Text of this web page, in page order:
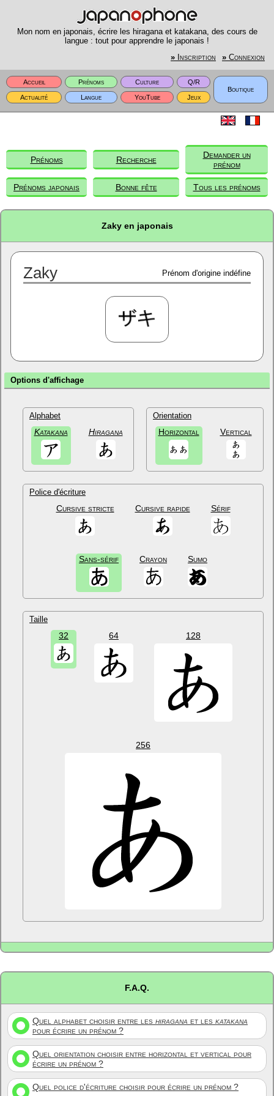
Mon nom en japonais, écrire les hiragana et katakana, des cours de
langue : tout pour apprendre le japonais !
» Inscription » Connexion
Accueil Prénoms Culture
Q/R
Boutique
Actualité
Langue YouTube Jeux
Prénoms Recherche
Demander un
prénom
Prénoms japonais Bonne fête Tous les prénoms
Zaky en japonais
Zaky Prénom d'origine indéfine
Options d'affichage
Alphabet
Katakana Hiragana
Orientation
Horizontal Vertical
Police d'écriture
Cursive stricte Cursive rapide Sérif
Sans-sérif Crayon Sumo
Taille
32 64 128
256
F.A.Q.
Quel alphabet choisir entre les hiragana et les katakana
pour écrire un prénom ?
Quel orientation choisir entre horizontal et vertical pour
écrire un prénom ?
Quel police d'écriture choisir pour écrire un prénom ?